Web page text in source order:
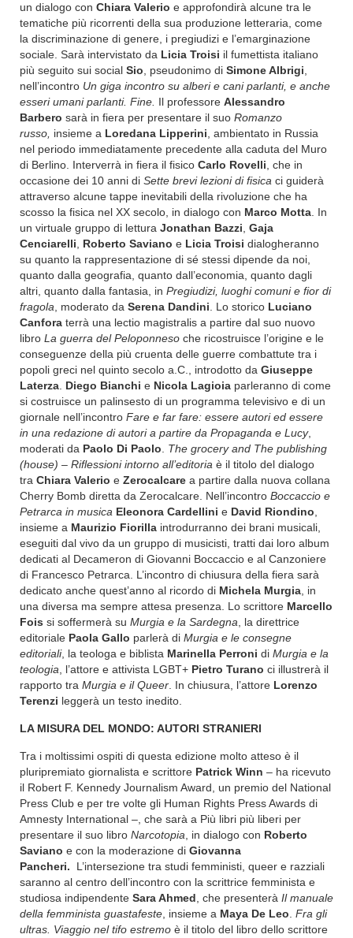
un dialogo con Chiara Valerio e approfondirà alcune tra le
tematiche più ricorrenti della sua produzione letteraria, come
la discriminazione di genere, i pregiudizi e l’emarginazione
sociale. Sarà intervistato da Licia Troisi il fumettista italiano
più seguito sui social Sio , pseudonimo di Simone Albrigi
nell’incontro Un giga incontro su alberi e cani parlanti, e anche
esseri umani parlanti. Fine. Il professore Alessandro
Barbero sarà in fiera per presentare il suo Romanzo
russo, insieme a Loredana Lipperini ambientato in Russia
nel periodo immediatamente precedente alla caduta del Muro
di Berlino. Interverrà in fiera il fisico Carlo Rovelli , che in
occasione dei 10 anni di Sette brevi lezioni di fisica ci guiderà
attraverso alcune tappe inevitabili della rivoluzione che ha
scosso la fisica nel XX secolo, in dialogo con Marco Motta . In
un virtuale gruppo di lettura Jonathan Bazzi Gaja
Cenciarelli
Roberto Saviano e Licia Troisi dialogheranno
su quanto la rappresentazione di sé stessi dipende da noi,
quanto dalla geografia, quanto dall’economia, quanto dagli
altri, quanto dalla fantasia, in Pregiudizi, luoghi comuni e fior di
fragola , moderato da Serena Dandini . Lo storico Luciano
Canfora terrà una lectio magistralis a partire dal suo nuovo
libro La guerra del Peloponneso che ricostruisce l’origine e le
conseguenze della più cruenta delle guerre combattute tra i
popoli greci nel quinto secolo a.C., introdotto da Giuseppe
Laterza Diego Bianchi e Nicola Lagioia parleranno di come
si costruisce un palinsesto di un programma televisivo e di un
giornale nell’incontro Fare e far fare: essere autori ed essere
in una redazione di autori a partire da Propaganda e Lucy,
moderati da Paolo Di Paolo
The grocery and The publishing
(house) – Riflessioni intorno all’editoria è il titolo del dialogo
tra Chiara Valerio e Zerocalcare a partire dalla nuova collana
Cherry Bomb diretta da Zerocalcare. Nell’incontro Boccaccio e
Petrarca in musica Eleonora Cardellini e David Riondino
insieme a Maurizio Fiorilla introdurranno dei brani musicali,
eseguiti dal vivo da un gruppo di musicisti, tratti dai loro album
dedicati al Decameron di Giovanni Boccaccio e al Canzoniere
di Francesco Petrarca. L’incontro di chiusura della fiera sarà
dedicato anche quest’anno al ricordo di Michela Murgia , in
una diversa ma sempre attesa presenza. Lo scrittore Marcello
Fois si soffermerà su Murgia e la Sardegna , la direttrice
editoriale Paola Gallo parlerà di Murgia e le consegne
editoriali, la teologa e biblista Marinella Perroni di Murgia e la
teologia , l’attore e attivista LGBT+ Pietro Turano ci illustrerà il
rapporto tra Murgia e il Queer . In chiusura, l’attore Lorenzo
Terenzi leggerà un testo inedito.
LA MISURA DEL MONDO: AUTORI STRANIERI
Tra i moltissimi ospiti di questa edizione molto atteso è il
pluripremiato giornalista e scrittore Patrick Winn – ha ricevuto
il Robert F. Kennedy Journalism Award, un premio del National
Press Club e per tre volte gli Human Rights Press Awards di
Amnesty International –, che sarà a Più libri più liberi per
presentare il suo libro Narcotopia , in dialogo con Roberto
Saviano e con la moderazione di Giovanna
Pancheri.
L’intersezione tra studi femministi, queer e razziali
saranno al centro dell’incontro con la scrittrice femminista e
studiosa indipendente Sara Ahmed , che presenterà Il manuale
della femminista guastafeste , insieme a Maya De Leo Fra gli
ultras. Viaggio nel tifo estremo è il titolo del libro dello scrittore